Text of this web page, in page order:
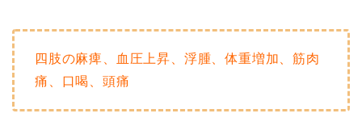
四肢の麻痺、血圧上昇、浮腫、体重増加、筋肉
痛、口喝、頭痛